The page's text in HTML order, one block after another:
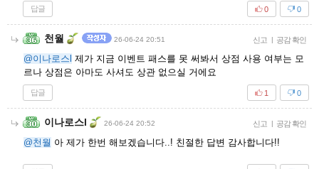
답글 0
0
천월 26-06-24 20:51 신고 | 공감 확인
@이나로스l 제가 지금 이벤트 패스를 못 써봐서 상점 사용 여부는 모
르나 상점은 아마도 사셔도 상관 없으실 거에요
답글 0
1
이나로스l 26-06-24 20:52 신고 | 공감 확인
@천월 아 제가 한번 해보겠습니다..! 친절한 답변 감사합니다!!